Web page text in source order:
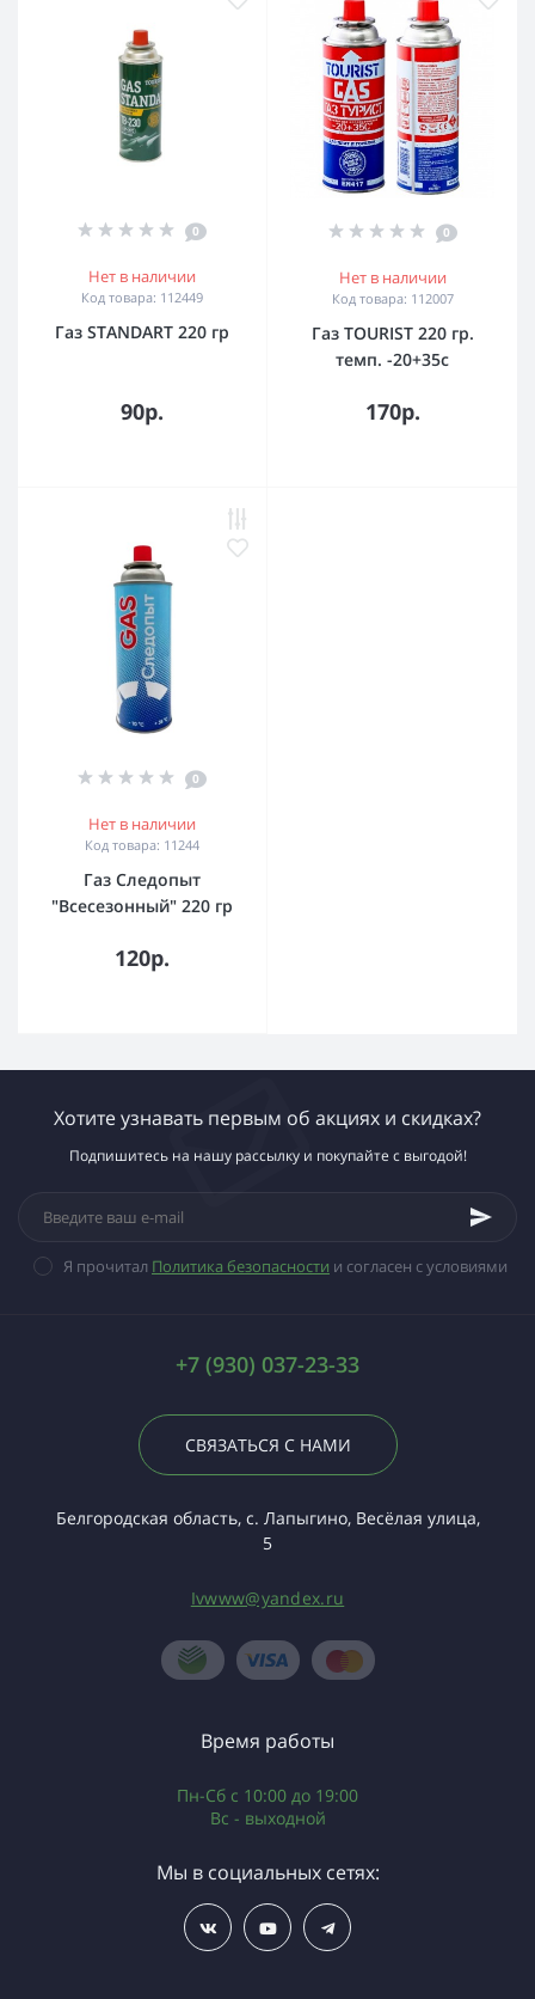
0
Нет в наличии
Код товара: 112449
Газ STANDART 220 гр
90р.
0
Нет в наличии
Код товара: 112007
Газ TOURIST 220 гр.
темп. -20+35с
170р.
0
Нет в наличии
Код товара: 11244
Газ Следопыт
"Всесезонный" 220 гр
120р.
Хотите узнавать первым об акциях и скидках?
Подпишитесь на нашу рассылку и покупайте с выгодой!
Я прочитал Политика безопасности и согласен с условиями
+7 (930) 037-23-33
СВЯЗАТЬСЯ С НАМИ
Белгородская область, с. Лапыгино, Весёлая улица,
5
Ivwww@yandex.ru
Время работы
Пн-Сб с 10:00 до 19:00
Вс - выходной
Мы в социальных сетях: